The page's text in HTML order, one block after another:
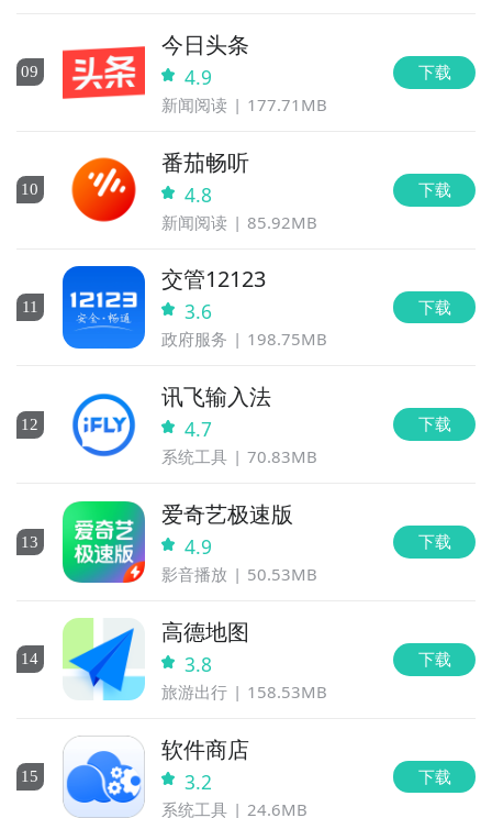
09
今日头条
4.9
新闻阅读 177.71MB
下载
10
番茄畅听
4.8
新闻阅读 85.92MB
下载
11
交管12123
3.6
政府服务 198.75MB
下载
12
讯飞输入法
4.7
系统工具 70.83MB
下载
13
爱奇艺极速版
4.9
影音播放 50.53MB
下载
14
高德地图
3.8
旅游出行 158.53MB
下载
15
软件商店
3.2
系统工具 24.6MB
下载